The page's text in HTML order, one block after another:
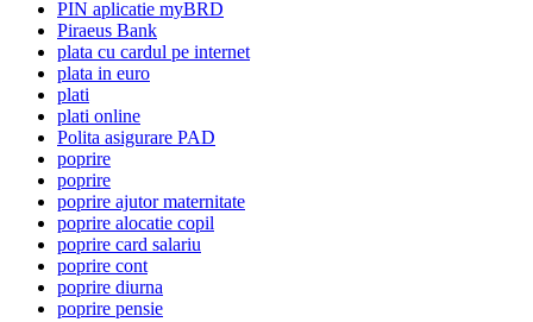
PIN aplicatie myBRD
Piraeus Bank
plata cu cardul pe internet
plata in euro
plati
plati online
Polita asigurare PAD
poprire
poprire
poprire ajutor maternitate
poprire alocatie copil
poprire card salariu
poprire cont
poprire diurna
poprire pensie